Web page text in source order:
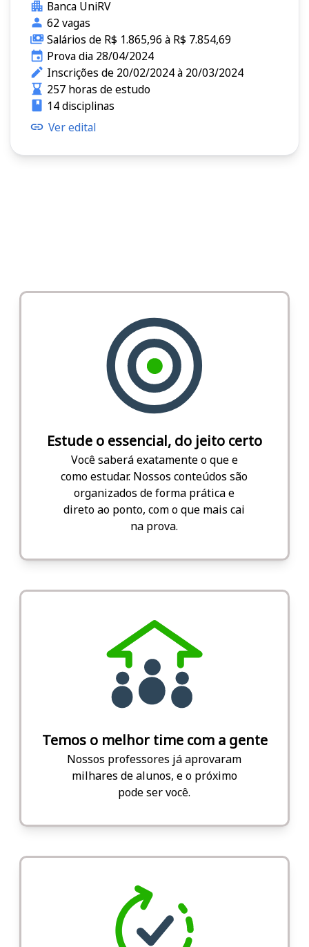
Banca UniRV
62 vagas
Salários de R$ 1.865,96 à R$ 7.854,69
Prova dia 28/04/2024
Inscrições de 20/02/2024 à 20/03/2024
257 horas de estudo
14 disciplinas
Ver edital
Estude o essencial, do jeito certo
Você saberá exatamente o que e
como estudar. Nossos conteúdos são
organizados de forma prática e
direto ao ponto, com o que mais cai
na prova.
Temos o melhor time com a gente
Nossos professores já aprovaram
milhares de alunos, e o próximo
pode ser você.